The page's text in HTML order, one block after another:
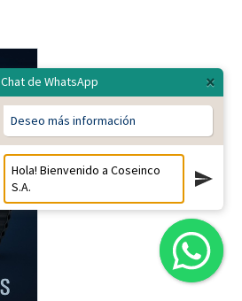
Chat de WhatsApp ×
Deseo más información